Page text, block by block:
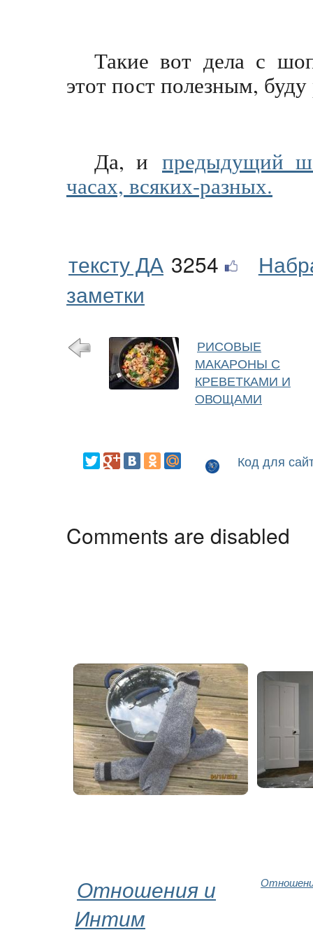
Такие вот дела с
этот пост полезным, буду
Да, и предыдущий
часах, всяких-разных.
тексту ДА 3254
заметки
РИСОВЫЕ
МАКАРОНЫ С
КРЕВЕТКАМИ И
ОВОЩАМИ
Код для
Comments are disabled
Отношения и
Интим